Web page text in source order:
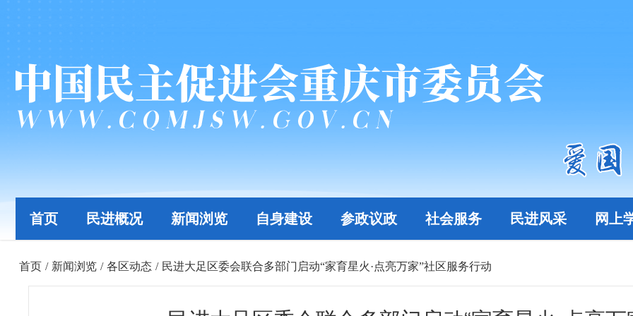
首页 民进概况 新闻浏览 自身建设 参政议政 社会服务 民进风采 网上
首页 / 新闻浏览 / 各区动态 / 民进大足区委会联合多部门启动“家育星火·点亮万家”社区服务行动